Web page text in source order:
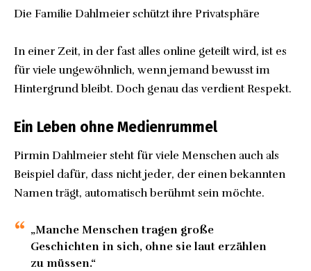
Die Familie Dahlmeier schützt ihre Privatsphäre
In einer Zeit, in der fast alles online geteilt wird, ist es
für viele ungewöhnlich, wenn jemand bewusst im
Hintergrund bleibt. Doch genau das verdient Respekt.
Ein Leben ohne Medienrummel
Pirmin Dahlmeier steht für viele Menschen auch als
Beispiel dafür, dass nicht jeder, der einen bekannten
Namen trägt, automatisch berühmt sein möchte.
„Manche Menschen tragen große
Geschichten in sich, ohne sie laut erzählen
zu müssen.“